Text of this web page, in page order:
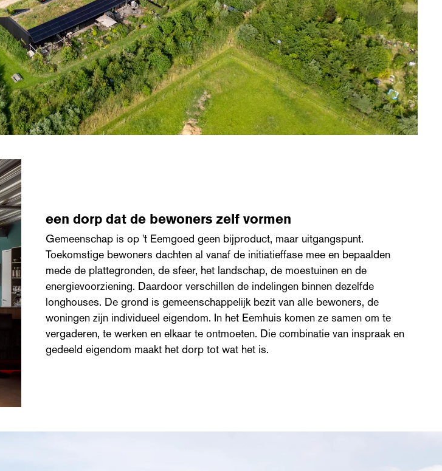
een dorp dat de bewoners zelf vormen
Gemeenschap is op 't Eemgoed geen bijproduct, maar uitgangspunt.
Toekomstige bewoners dachten al vanaf de initiatieffase mee en bepaalden
mede de plattegronden, de sfeer, het landschap, de moestuinen en de
energievoorziening. Daardoor verschillen de indelingen binnen dezelfde
longhouses. De grond is gemeenschappelijk bezit van alle bewoners, de
woningen zijn individueel eigendom. In het Eemhuis komen ze samen om te
vergaderen, te werken en elkaar te ontmoeten. Die combinatie van inspraak en
gedeeld eigendom maakt het dorp tot wat het is.